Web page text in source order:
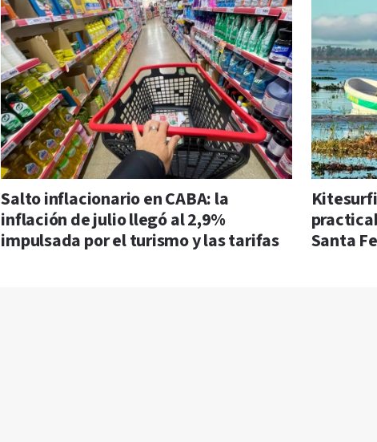
Salto inflacionario en CABA: la
inflación de julio llegó al 2,9%
impulsada por el turismo y las tarifas
Santa Fe